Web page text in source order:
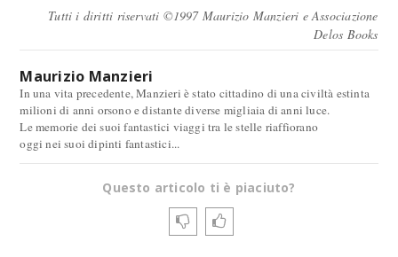
Tutti i diritti riservati ©1997 Maurizio Manzieri e Associazione
Delos Books
Maurizio Manzieri
In una vita precedente, Manzieri è stato cittadino di una civiltà estinta
milioni di anni orsono e distante diverse migliaia di anni luce.
Le memorie dei suoi fantastici viaggi tra le stelle riaffiorano
oggi nei suoi dipinti fantastici...
Questo articolo ti è piaciuto?